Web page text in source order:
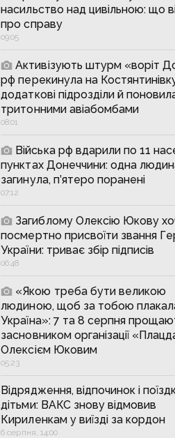
насильство над цивільною: що
про справу
09:05
Активізують штурм «воріт
рф перекинула на
додаткові підрозділи й
тритонними авіабомбами
08:01
Війська рф вдарили по 11
пунктах Донеччини: одна
загинула, п’ятеро поранені
07:12
Загиблому Олексію Юкову
посмертно присвоїти звання
України: триває збір підписів
06:48
«Якою треба бути великою
людиною, щоб за тобою
Україна»: 7 та 8 серпня
засновником організації
Олексієм Юковим
05:23
Відрядження, відпочинок і
дітьми: ВАКС знову відмовив
Кириленкам у виїзді за кордон
6 серпня, 14:00